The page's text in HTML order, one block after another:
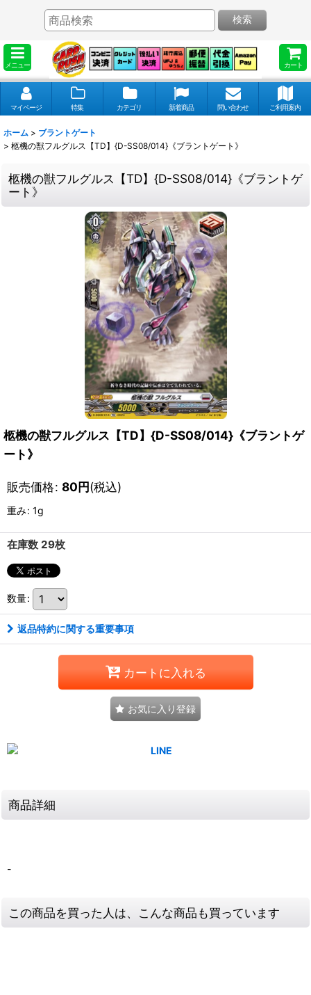
メニュー カート
検索
マイページ 特集 カテゴリ 新着商品 問い合わせ ご利用案内
ホーム > ブラントゲート
> 柩機の獣フルグルス【TD】{D-SS08/014}《ブラントゲート》
柩機の獣フルグルス【TD】{D-SS08/014}《ブラントゲ
ート》
柩機の獣フルグルス【TD】{D-SS08/014}《ブラントゲ
ート》
販売価格: 80円(税込)
重み: 1g
在庫数 29枚
数量:
返品特約に関する重要事項
カートに入れる
お気に入り登録
商品詳細
-
この商品を買った人は、こんな商品も買っています